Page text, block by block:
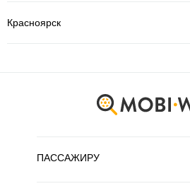
Красноярск
ПАССАЖИРУ